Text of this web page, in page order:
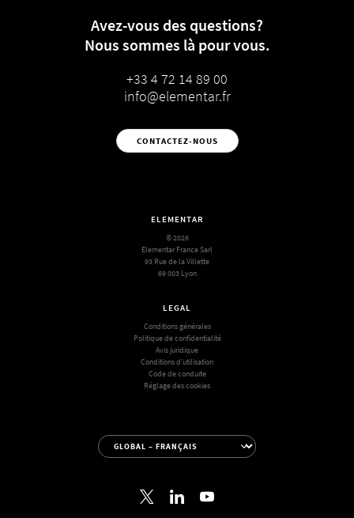
Avez-vous des questions?
Nous sommes là pour vous.
+33 4 72 14 89 00
info@elementar.fr
CONTACTEZ-NOUS
ELEMENTAR
© 2026
Elementar France Sarl
93 Rue de la Villette
69 003 Lyon
LEGAL
Conditions générales
Politique de confidentialité
Avis juridique
Conditions d’utilisation
Code de conduite
Réglage des cookies